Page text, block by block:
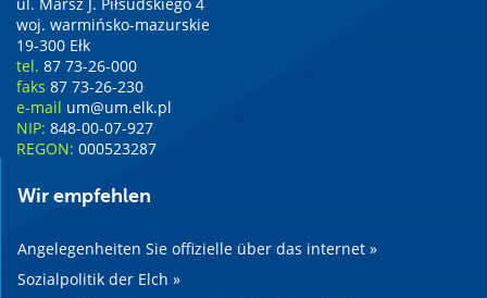
ul. Marsz J. Piłsudskiego 4
woj. warmińsko-mazurskie
19-300 Ełk
tel. 87 73-26-000
faks 87 73-26-230
e-mail um@um.elk.pl
NIP: 848-00-07-927
REGON: 000523287
Wir empfehlen
Angelegenheiten Sie offizielle über das internet »
Sozialpolitik der Elch »